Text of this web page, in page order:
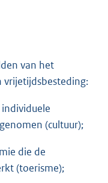
van het
vrijetijdsbesteding:
(cultuur);
die de
(toerisme);